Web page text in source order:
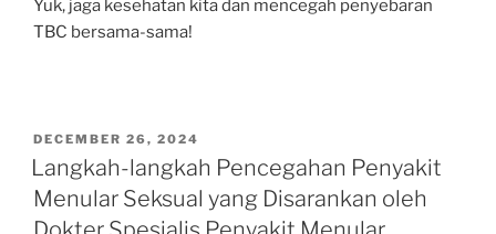
Yuk, jaga kesehatan kita dan mencegah penyebaran
TBC bersama-sama!
POSTED
ON
DECEMBER 26, 2024
Langkah-langkah Pencegahan Penyakit
Menular Seksual yang Disarankan oleh